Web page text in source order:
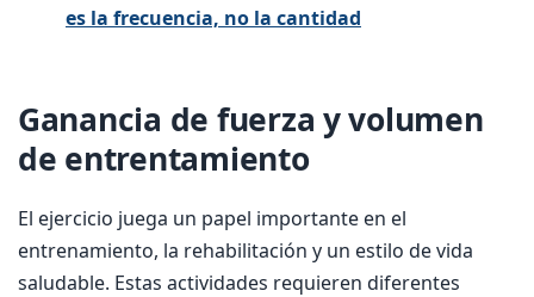
es la frecuencia, no la cantidad
Ganancia de fuerza y volumen
de entrentamiento
El ejercicio juega un papel importante en el
entrenamiento, la rehabilitación y un estilo de vida
saludable. Estas actividades requieren diferentes